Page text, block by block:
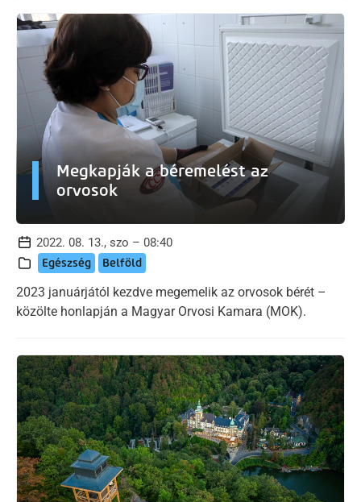
Megkapják a béremelést az
orvosok
2022. 08. 13., szo – 08:40
Egészség Belföld
2023 januárjától kezdve megemelik az orvosok bérét –
közölte honlapján a Magyar Orvosi Kamara (MOK).